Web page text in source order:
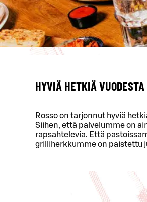
HYVIÄ HETKIÄ
Rosso on tarjonnut hyviä
Siihen, että palvelumme on
rapsahtelevia. Että
grilliherkkumme on paistettu